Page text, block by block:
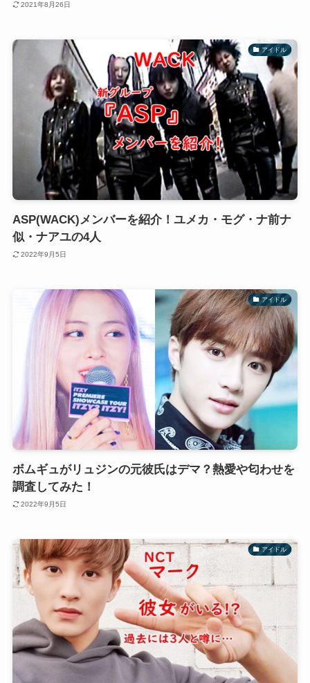
2021年8月26日
アイドル
ASP(WACK)メンバーを紹介！ユメカ・モグ・ナ前ナ
似・ナアユの4人
2022年9月5日
アイドル
ボムギュがリュジンの元彼氏はデマ？熱愛や匂わせを
調査してみた！
2022年9月5日
アイドル